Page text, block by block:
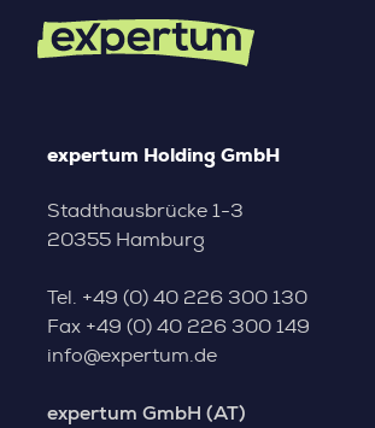
expertum Holding GmbH
Stadthausbrücke 1-3
20355 Hamburg
Tel. +49 (0) 40 226 300 130
Fax +49 (0) 40 226 300 149
info@expertum.de
expertum GmbH (AT)